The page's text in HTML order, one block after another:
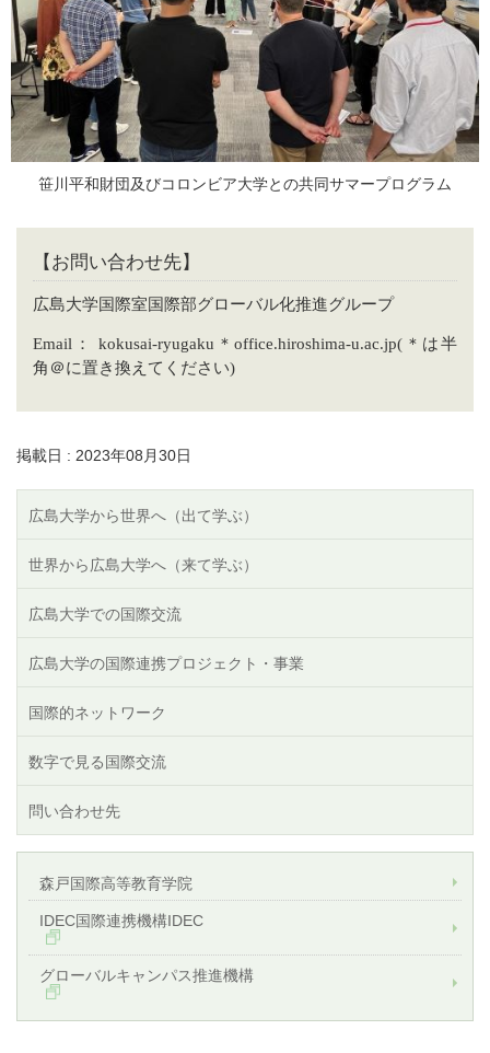
笹川平和財団及びコロンビア大学との共同サマープログラム
【お問い合わせ先】
広島大学国際室国際部グローバル化推進グループ
Email ： kokusai-ryugaku＊office.hiroshima-u.ac.jp(＊は半
角＠に置き換えてください)
掲載日 : 2023年08月30日
広島大学から世界へ（出て学ぶ）
世界から広島大学へ（来て学ぶ）
広島大学での国際交流
広島大学の国際連携プロジェクト・事業
国際的ネットワーク
数字で見る国際交流
問い合わせ先
森戸国際高等教育学院
IDEC国際連携機構IDEC
グローバルキャンパス推進機構